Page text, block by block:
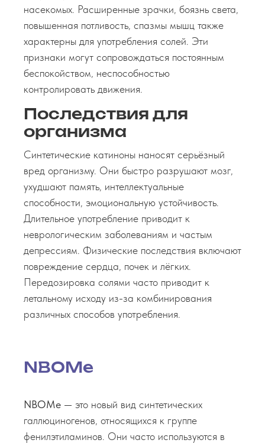
насекомых. Расширенные зрачки, боязнь света,
повышенная потливость, спазмы мышц также
характерны для употребления солей. Эти
признаки могут сопровождаться постоянным
беспокойством, неспособностью
контролировать движения.
Последствия для
организма
Синтетические катиноны наносят серьёзный
вред организму. Они быстро разрушают мозг,
ухудшают память, интеллектуальные
способности, эмоциональную устойчивость.
Длительное употребление приводит к
неврологическим заболеваниям и частым
депрессиям. Физические последствия включают
повреждение сердца, почек и лёгких.
Передозировка солями часто приводит к
летальному исходу из-за комбинирования
различных способов употребления.
NBOMe
NBOMe — это новый вид синтетических
галлюциногенов, относящихся к группе
фенилэтиламинов. Они часто используются в